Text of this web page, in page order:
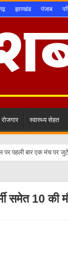
झारखंड पंजाब
रोजगार स्वास्थ्य सेहत
पर पहली बार एक मंच पर
समेत 10 की